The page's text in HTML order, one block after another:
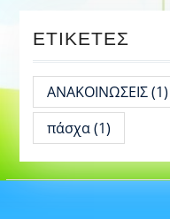
ΕΤΙΚΈΤΕΣ
ΑΝΑΚΟΙΝΩΣΕΙΣ(1)
πάσχα(1)